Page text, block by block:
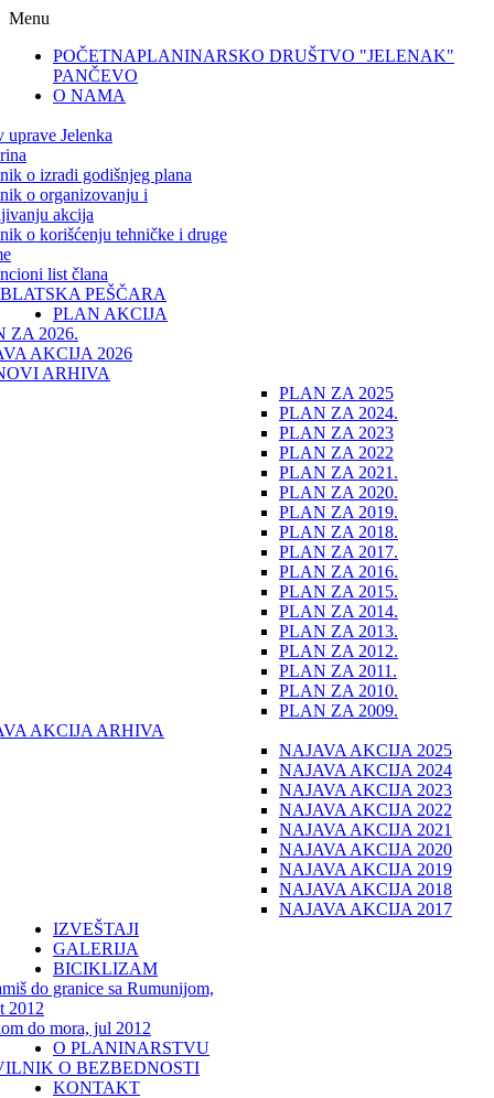
Menu
POČETNAPLANINARSKO DRUŠTVO "JELENAK"
PANČEVO
O NAMA
uprave Jelenka
o izradi godišnjeg plana
o organizovanju i
akcija
o korišćenju tehničke i druge
list člana
PEŠČARA
PLAN AKCIJA
ZA 2026.
AKCIJA 2026
ARHIVA
PLAN ZA 2025
PLAN ZA 2024.
PLAN ZA 2023
PLAN ZA 2022
PLAN ZA 2021.
PLAN ZA 2020.
PLAN ZA 2019.
PLAN ZA 2018.
PLAN ZA 2017.
PLAN ZA 2016.
PLAN ZA 2015.
PLAN ZA 2014.
PLAN ZA 2013.
PLAN ZA 2012.
PLAN ZA 2011.
PLAN ZA 2010.
PLAN ZA 2009.
AKCIJA ARHIVA
NAJAVA AKCIJA 2025
NAJAVA AKCIJA 2024
NAJAVA AKCIJA 2023
NAJAVA AKCIJA 2022
NAJAVA AKCIJA 2021
NAJAVA AKCIJA 2020
NAJAVA AKCIJA 2019
NAJAVA AKCIJA 2018
NAJAVA AKCIJA 2017
IZVEŠTAJI
GALERIJA
BICIKLIZAM
do granice sa Rumunijom,
2012
do mora, jul 2012
O PLANINARSTVU
O BEZBEDNOSTI
KONTAKT